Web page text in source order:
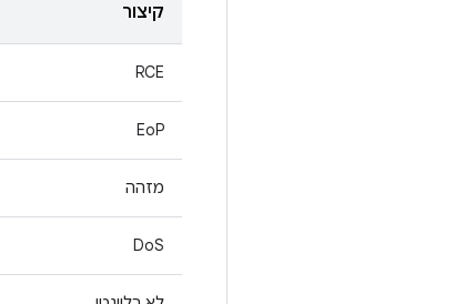
קיצור
RCE
EoP
מזהה
DoS